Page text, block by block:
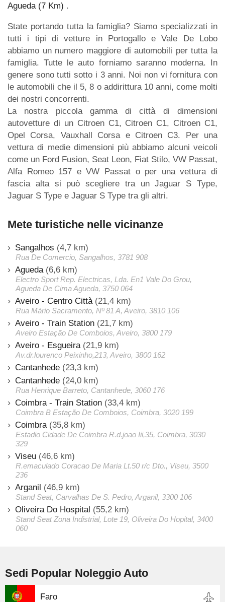
Agueda (7 Km) .
State portando tutta la famiglia? Siamo specializzati in
tutti i tipi di vetture in Portogallo e Vale De Lobo
abbiamo un numero maggiore di automobili per tutta la
famiglia. Tutte le auto forniamo saranno moderna. In
genere sono tutti sotto i 3 anni. Noi non vi fornitura con
le automobili che il 5, 8 o addirittura 10 anni, come molti
dei nostri concorrenti.
La nostra piccola gamma di città di dimensioni
autovetture di un Citroen C1, Citroen C1, Citroen C1,
Opel Corsa, Vauxhall Corsa e Citroen C3. Per una
vettura di medie dimensioni più abbiamo alcuni veicoli
come un Ford Fusion, Seat Leon, Fiat Stilo, VW Passat,
Alfa Romeo 157 e VW Passat o per una vettura di
fascia alta si può scegliere tra un Jaguar S Type,
Jaguar S Type e Jaguar S Type tra gli altri.
Mete turistiche nelle vicinanze
Sangalhos (4,7 km)
Rua De Comercio, Sangalhos, 3781 908
Agueda (6,6 km)
Electro Sport Rep. Electricas, Lda. En1 Vale Do Grou,
Agueda De Cima Agueda, 3750 064
Aveiro - Centro Città (21,4 km)
Rua Mário Sacramento, Nº 81 A, Aveiro, 3810 106
Aveiro - Train Station (21,7 km)
Aveiro Estação De Comboios, Aveiro, 3800 179
Aveiro - Esgueira (21,9 km)
Av.dr.lourenco Peixinho,213, Aveiro, 3800 162
Cantanhede (23,3 km)
Cantanhede (24,0 km)
Rua Henrique Barreto, Cantanhede, 3060 176
Coimbra - Train Station (33,4 km)
Coimbra B Estação De Comboios, Coimbra, 3020 199
Coimbra (35,8 km)
Estadio Cidade De Coimbra R.d.joao Iii,35, Coimbra, 3030
329
Viseu (46,6 km)
R.emaculado Coracao De Maria Lt.50 r/c Dto., Viseu, 3500
236
Arganil (46,9 km)
Stand Seat, Carvalhas De S. Pedro, Arganil, 3300 106
Oliveira Do Hospital (55,2 km)
Stand Seat Zona Indistrial, Lote 19, Oliveira Do Hopital, 3400
060
Sedi Popular Noleggio Auto
Faro